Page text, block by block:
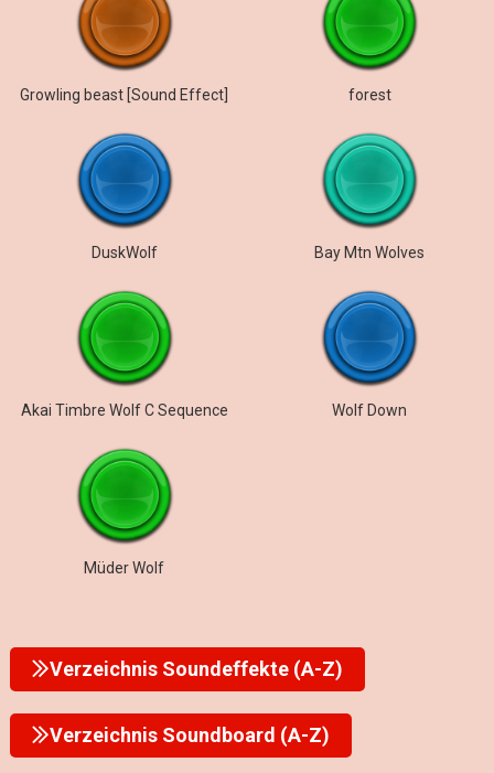
Growling beast [Sound Effect] forest
DuskWolf Bay Mtn Wolves
Akai Timbre Wolf C Sequence Wolf Down
Müder Wolf
Verzeichnis Soundeffekte (A-Z)
Verzeichnis Soundboard (A-Z)